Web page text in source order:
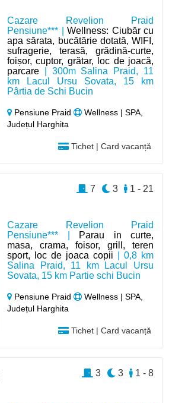
Cazare Revelion Praid
Pensiune*** |Wellness: Ciubăr cu
apa sărata, bucătărie dotată, WIFI,
sufragerie, terasă, grădină-curte,
foișor, cuptor, grătar, loc de joacă,
parcare | 300m Salina Praid, 11
km Lacul Ursu Sovata, 15 km
Pârtia de Schi Bucin
Pensiune Praid
Wellness | SPA,
Județul Harghita
Tichet | Card vacanță
Cazare Revelion Praid
Pensiune*** |
Parau in curte,
masa, crama, foisor, grill, teren
sport, loc de joaca copii | 0,8 km
Salina Praid, 11 km Lacul Ursu
Sovata, 15 km Partie schi Bucin
Pensiune Praid
Wellness | SPA,
Județul Harghita
Tichet | Card vacanță
1 - 21
3
7
1 - 8
3
3